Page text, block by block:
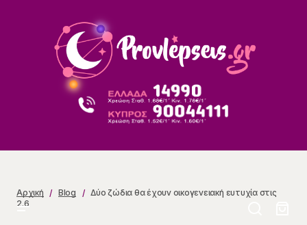
Αρχική Blog
Δύο ζώδια θα έχουν οικογενειακή ευτυχία στις
2.6